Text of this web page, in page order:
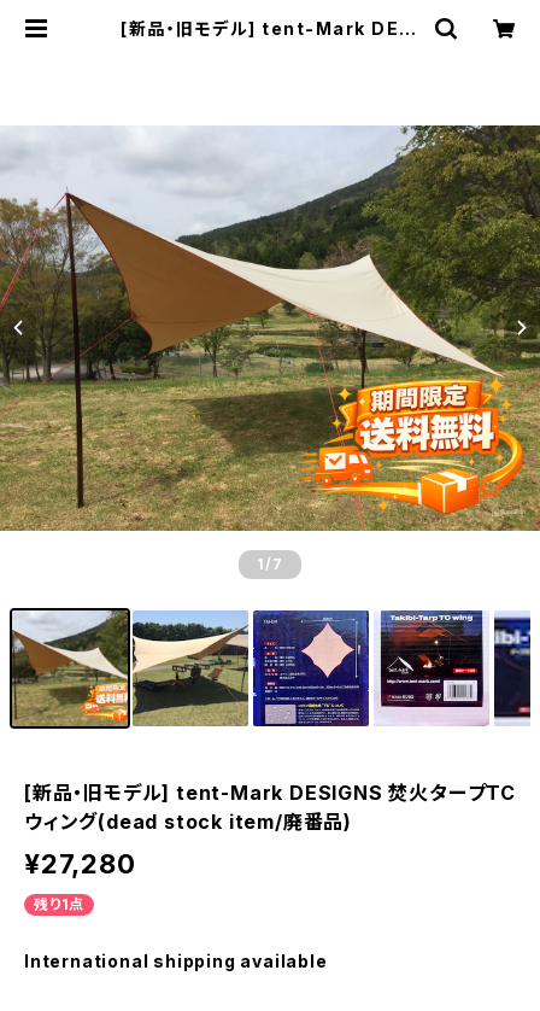
[新品・旧モデル] tent-Mark DESI
1 /7
[新品・旧モデル] tent-Mark DESIGNS 焚火タープTC
ウィング(dead stock item/廃番品)
¥27,280
残り1点
International shipping available